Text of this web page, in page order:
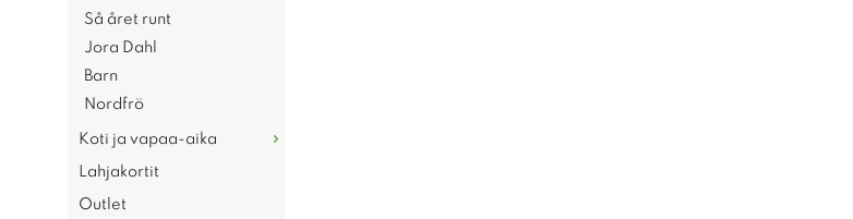
Så året runt
Jora Dahl
Barn
Nordfrö
Koti ja vapaa-aika
Lahjakortit
Outlet